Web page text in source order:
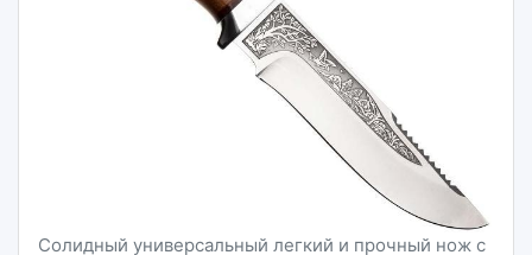
Солидный универсальный легкий и прочный нож с